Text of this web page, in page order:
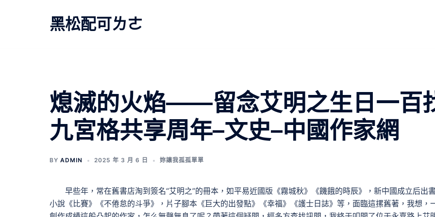
黑松配可ㄌㄜ
熄滅的火焰——留念艾明之生日一百
九宮格共享周年–文史–中國作家網
BY ADMIN 2025 年 3 月 6 日 妳讓我孤孤單單
早些年，常在舊書店淘到簽名“艾明之”的冊本，如平易近國版《霧城秋》《饑餓的時辰》，新中國成立后出
小說《比賽》《不倦怠的斗爭》，片子腳本《巨大的出發點》《幸福》《護士日誌》等，面臨這摞舊著，我想，